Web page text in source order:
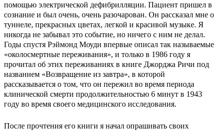
помощью электрической дефибрилляции. Пациент пришел в
сознание и был очень, очень разочарован. Он рассказал мне о
туннеле, прекрасных цветах, легкой и красивой музыке. Я
никогда не забывал это событие, но ничего с ним не делал.
Годы спустя Рэймонд Моуди впервые описал так называемые
«околосмертные переживания», и только в 1986 году я
прочитал об этих переживаниях в книге Джорджа Ричи под
названием «Возвращение из завтра», в которой
рассказывается о том, что он пережил во время периода
клинической смерти продолжительностью 6 минут в 1943
году во время своего медицинского исследования.
После прочтения его книги я начал опрашивать своих